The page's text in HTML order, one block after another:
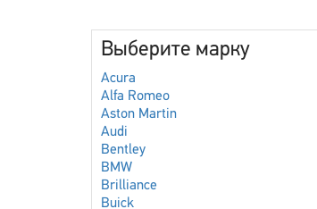
Выберите марку
Acura
Alfa Romeo
Aston Martin
Audi
Bentley
BMW
Brilliance
Buick